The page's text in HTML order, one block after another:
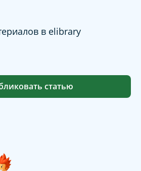
в elibrary
статью